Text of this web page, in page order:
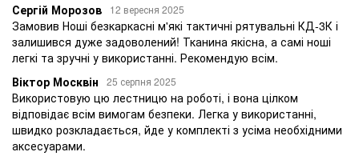
Сергій Морозов 12 вересня 2025
Замовив Ноші безкаркасні м'які тактичні рятувальні КД-3К і
залишився дуже задоволений! Тканина якісна, а самі ноші
легкі та зручні у використанні. Рекомендую всім.
Віктор Москвін
25 серпня 2025
Використовую цю лестницю на роботі, і вона цілком
відповідає всім вимогам безпеки. Легка у використанні,
швидко розкладається, йде у комплекті з усіма необхідними
аксесуарами.